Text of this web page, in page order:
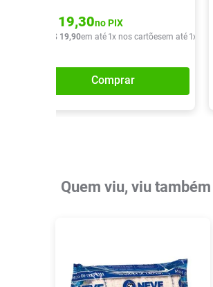
19,30no PIX
R$ 19,90em até 1x nos cartõesem até 1x de
Comprar
Quem viu, viu também